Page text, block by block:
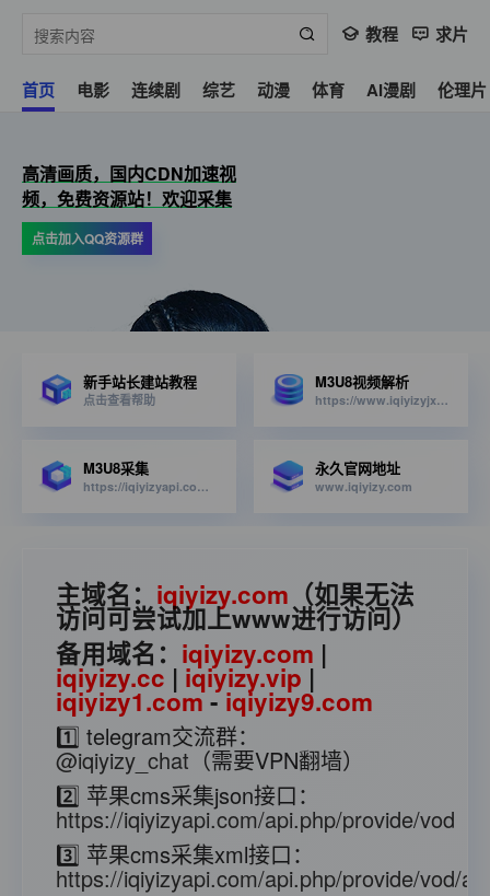
教程 求片
首页 电影 连续剧 综艺 动漫 体育 AI漫剧 伦理片
高清画质，国内CDN加速视
频，免费资源站！欢迎采集
点击加入QQ资源群
新手站长建站教程
点击查看帮助
M3U8视频解析
https://www.iqiyizyjx.com/?url=
M3U8采集
https://iqiyizyapi.com/api.php/provide/vod/from/snm3u8/at/xml
永久官网地址
www.iqiyizy.com
主域名： iqiyizy.com （如果无法
访问可尝试加上www进行访问）
备用域名： iqiyizy.com |
iqiyizy.cc | iqiyizy.vip |
iqiyizy1.com-iqiyizy9.com
1️⃣ telegram交流群：
@iqiyizy_chat （需要VPN翻墙）
2️⃣ 苹果cms采集json接口：
https://iqiyizyapi.com/api.php/provide/vod
3️⃣ 苹果cms采集xml接口：
https://iqiyizyapi.com/api.php/provide/vod/